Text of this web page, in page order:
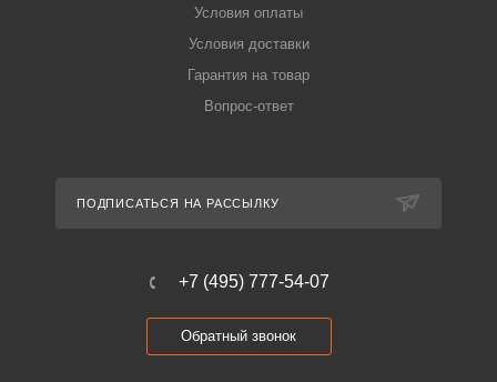
Условия оплаты
Условия доставки
Гарантия на товар
Вопрос-ответ
ПОДПИСАТЬСЯ НА РАССЫЛКУ
+7 (495) 777-54-07
Обратный звонок